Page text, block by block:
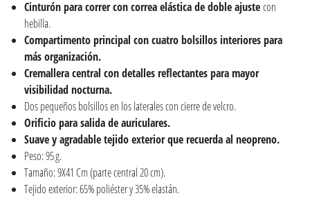
Cinturón para correr con correa elástica de doble ajustecon
hebilla.
Compartimento principal con cuatro bolsillos interiores para
más organización.
Cremallera central con detalles reflectantes para mayor
visibilidad nocturna.
Dos pequeños bolsillos en los laterales con cierre de velcro.
Orificio para salida de auriculares.
Suave y agradable tejido exterior que recuerda al neopreno.
Peso: 95 g.
Tamaño: 9X41 Cm (parte central 20 cm).
Tejido exterior: 65% poliéster y 35% elastán.